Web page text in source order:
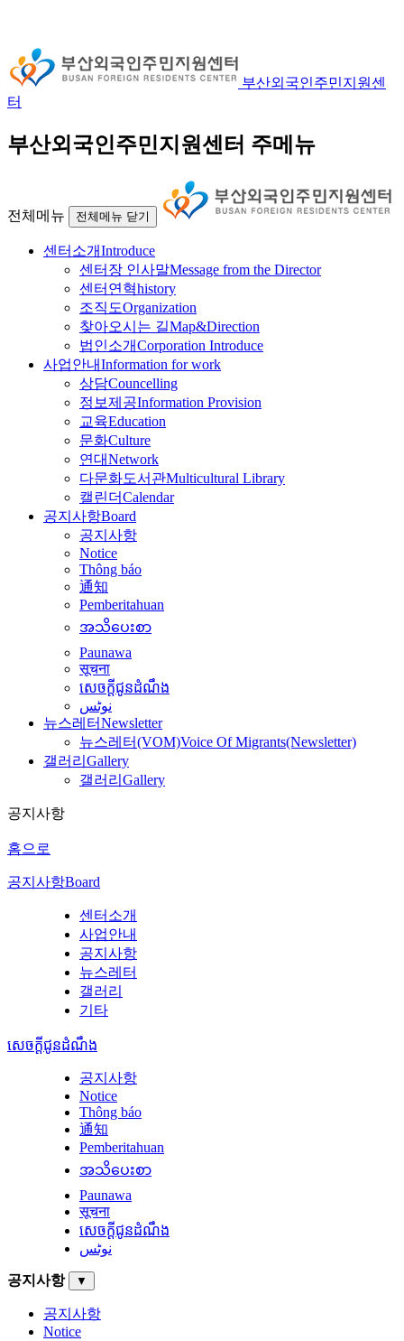
부산외국인주민지원센
터
부산외국인주민지원센터 주메뉴
전체메뉴 전체메뉴 닫기
센터소개Introduce
센터장 인사말Message from the Director
센터연혁history
조직도Organization
찾아오시는 길Map&Direction
법인소개Corporation Introduce
사업안내Information for work
상담Councelling
정보제공Information Provision
교육Education
문화Culture
연대Network
다문화도서관Multicultural Library
캘린더Calendar
공지사항Board
공지사항
Notice
Thông báo
通知
Pemberitahuan
အသိပေးစာ
Paunawa
सूचना
សេចក្តីជូនដំណឹង
نوٹس
뉴스레터Newsletter
뉴스레터(VOM)Voice Of Migrants(Newsletter)
갤러리 Gallery
갤러리 Gallery
공지사항
홈으로
공지사항Board
센터소개
사업안내
공지사항
뉴스레터
갤러리
기타
សេចក្តីជូនដំណឹង
공지사항
Notice
Thông báo
通知
Pemberitahuan
အသိပေးစာ
Paunawa
सूचना
សេចក្តីជូនដំណឹង
نوٹس
공지사항 ▼
공지사항
Notice